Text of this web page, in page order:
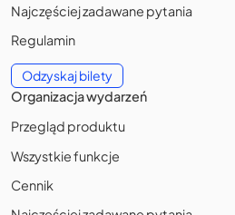
Najczęściej zadawane pytania
Regulamin
Odzyskaj bilety
Organizacja wydarzeń
Przegląd produktu
Wszystkie funkcje
Cennik